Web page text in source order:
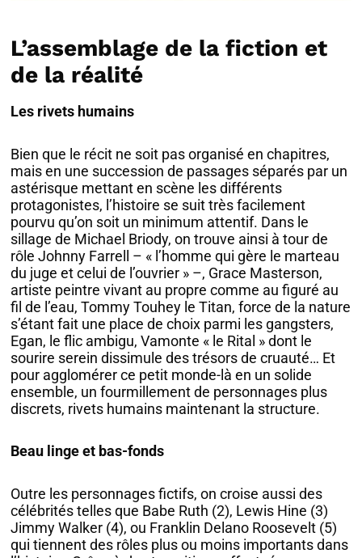
L’assemblage de la fiction et
de la réalité
Les rivets humains
Bien que le récit ne soit pas organisé en chapitres,
mais en une succession de passages séparés par un
astérisque mettant en scène les différents
protagonistes, l’histoire se suit très facilement
pourvu qu’on soit un minimum attentif. Dans le
sillage de Michael Briody, on trouve ainsi à tour de
rôle Johnny Farrell – « l’homme qui gère le marteau
du juge et celui de l’ouvrier » –, Grace Masterson,
artiste peintre vivant au propre comme au figuré au
fil de l’eau, Tommy Touhey le Titan, force de la nature
s’étant fait une place de choix parmi les gangsters,
Egan, le flic ambigu, Vamonte « le Rital » dont le
sourire serein dissimule des trésors de cruauté… Et
pour agglomérer ce petit monde-là en un solide
ensemble, un fourmillement de personnages plus
discrets, rivets humains maintenant la structure.
Beau linge et bas-fonds
Outre les personnages fictifs, on croise aussi des
célébrités telles que Babe Ruth (2), Lewis Hine (3)
Jimmy Walker (4), ou Franklin Delano Roosevelt (5)
qui tiennent des rôles plus ou moins importants dans